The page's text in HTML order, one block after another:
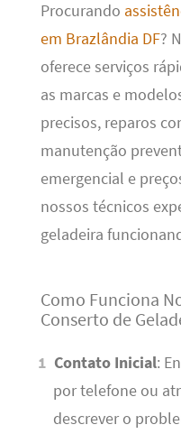
Procurando
em Brazlândia DF?
oferece serviços
as marcas e
precisos, reparos
manutenção
emergencial e
nossos técnicos
geladeira
Como Funciona
Conserto de
Contato Inicial:
por telefone ou
descrever o